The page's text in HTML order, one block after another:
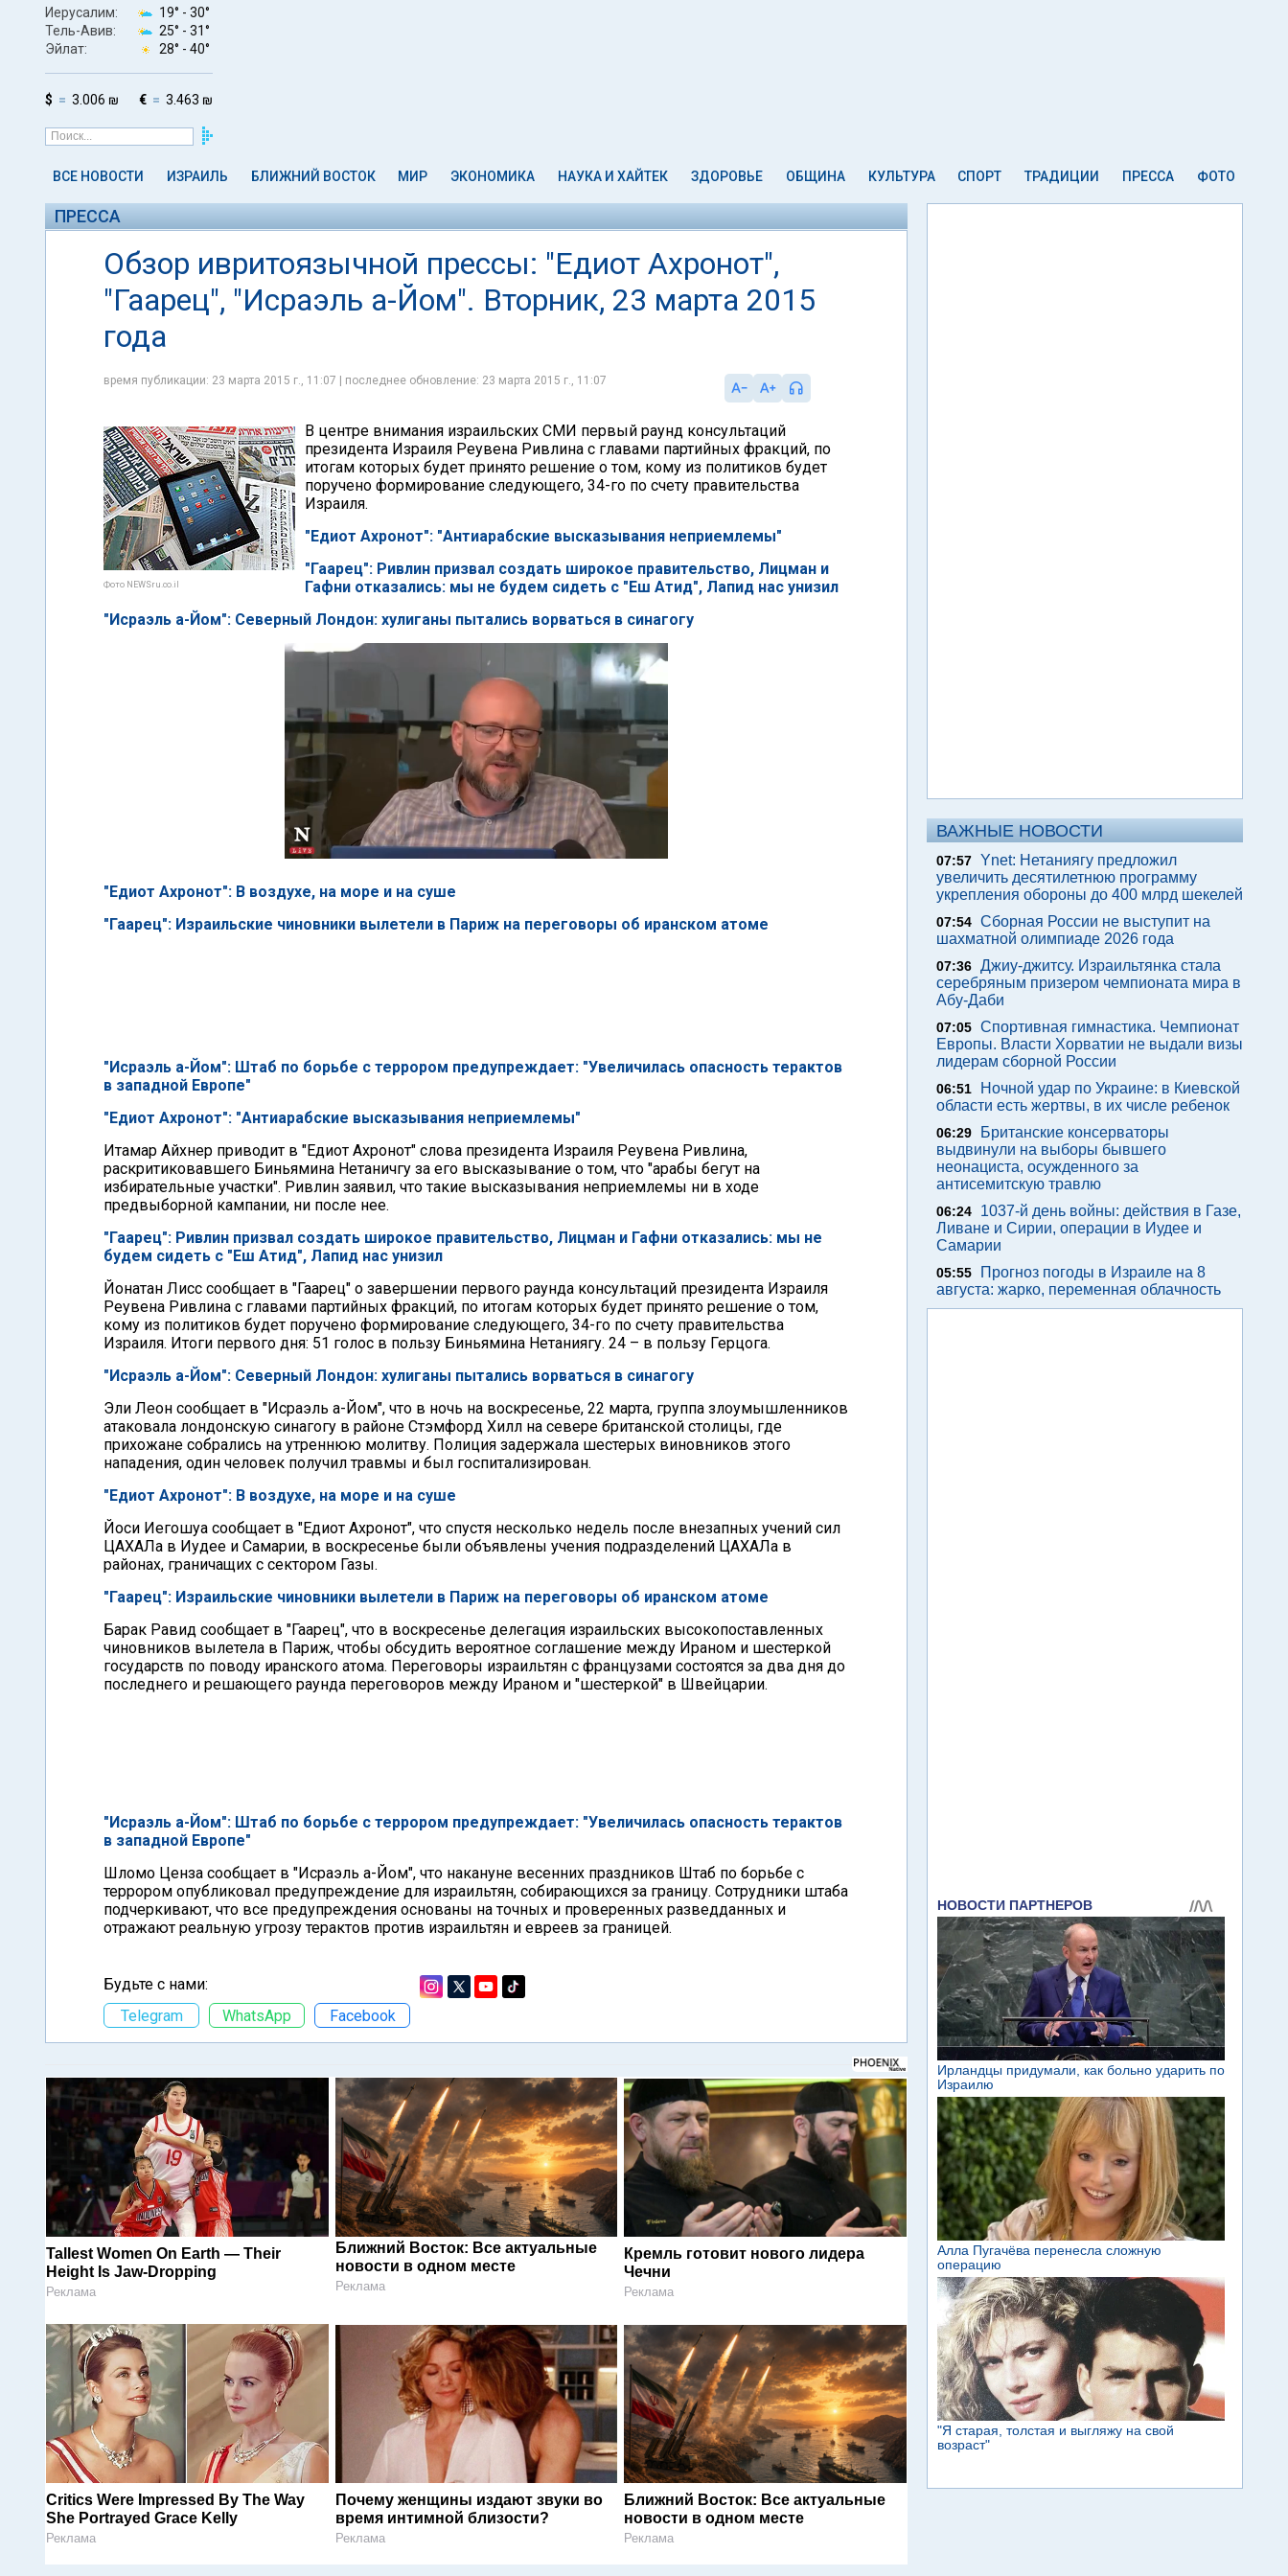
Иерусалим: 19° - 30°
Тель-Авив:
25° - 31°
Эйлат:
28° - 40°
$ 3.006 ₪ € 3.463 ₪
ВСЕ НОВОСТИ ИЗРАИЛЬ БЛИЖНИЙ ВОСТОК МИР ЭКОНОМИКА НАУКА И ХАЙТЕК ЗДОРОВЬЕ ОБЩИНА КУЛЬТУРА СПОРТ ТРАДИЦИИ ПРЕССА ФОТО
ПРЕССА
Обзор ивритоязычной прессы: "Едиот Ахронот",
"Гаарец", "Исраэль а-Йом". Вторник, 23 марта 2015
года
время публикации: 23 марта 2015 г., 11:07 | последнее обновление: 23 марта 2015 г., 11:07
Фото NEWSru.co.il
В центре внимания израильских СМИ первый раунд консультаций
президента Израиля Реувена Ривлина с главами партийных фракций, по
итогам которых будет принято решение о том, кому из политиков будет
поручено формирование следующего, 34-го по счету правительства
Израиля.
"Едиот Ахронот": "Антиарабские высказывания неприемлемы"
"Гаарец": Ривлин призвал создать широкое правительство, Лицман и
Гафни отказались: мы не будем сидеть с "Еш Атид", Лапид нас унизил
"Исраэль а-Йом": Северный Лондон: хулиганы пытались ворваться в синагогу
"Едиот Ахронот": В воздухе, на море и на суше
"Гаарец": Израильские чиновники вылетели в Париж на переговоры об иранском атоме
"Исраэль а-Йом": Штаб по борьбе с террором предупреждает: "Увеличилась опасность терактов
в западной Европе"
"Едиот Ахронот": "Антиарабские высказывания неприемлемы"
Итамар Айхнер приводит в "Едиот Ахронот" слова президента Израиля Реувена Ривлина,
раскритиковавшего Биньямина Нетаничгу за его высказывание о том, что "арабы бегут на
избирательные участки". Ривлин заявил, что такие высказывания неприемлемы ни в ходе
предвыборной кампании, ни после нее.
"Гаарец": Ривлин призвал создать широкое правительство, Лицман и Гафни отказались: мы не
будем сидеть с "Еш Атид", Лапид нас унизил
Йонатан Лисс сообщает в "Гаарец" о завершении первого раунда консультаций президента Израиля
Реувена Ривлина с главами партийных фракций, по итогам которых будет принято решение о том,
кому из политиков будет поручено формирование следующего, 34-го по счету правительства
Израиля. Итоги первого дня: 51 голос в пользу Биньямина Нетаниягу. 24 – в пользу Герцога.
"Исраэль а-Йом": Северный Лондон: хулиганы пытались ворваться в синагогу
Эли Леон сообщает в "Исраэль а-Йом", что в ночь на воскресенье, 22 марта, группа злоумышленников
атаковала лондонскую синагогу в районе Стэмфорд Хилл на севере британской столицы, где
прихожане собрались на утреннюю молитву. Полиция задержала шестерых виновников этого
нападения, один человек получил травмы и был госпитализирован.
"Едиот Ахронот": В воздухе, на море и на суше
Йоси Иегошуа сообщает в "Едиот Ахронот", что спустя несколько недель после внезапных учений сил
ЦАХАЛа в Иудее и Самарии, в воскресенье были объявлены учения подразделений ЦАХАЛа в
районах, граничащих с сектором Газы.
"Гаарец": Израильские чиновники вылетели в Париж на переговоры об иранском атоме
Барак Равид сообщает в "Гаарец", что в воскресенье делегация израильских высокопоставленных
чиновников вылетела в Париж, чтобы обсудить вероятное соглашение между Ираном и шестеркой
государств по поводу иранского атома. Переговоры израильтян с французами состоятся за два дня до
последнего и решающего раунда переговоров между Ираном и "шестеркой" в Швейцарии.
"Исраэль а-Йом": Штаб по борьбе с террором предупреждает: "Увеличилась опасность терактов
в западной Европе"
Шломо Ценза сообщает в "Исраэль а-Йом", что накануне весенних праздников Штаб по борьбе с
террором опубликовал предупреждение для израильтян, собирающихся за границу. Сотрудники штаба
подчеркивают, что все предупреждения основаны на точных и проверенных разведданных и
отражают реальную угрозу терактов против израильтян и евреев за границей.
Будьте с нами:
Telegram
WhatsApp Facebook
Tallest Women On Earth — Their
Height Is Jaw-Dropping
Реклама
Ближний Восток: Все актуальные
новости в одном месте
Реклама
Кремль готовит нового лидера
Чечни
Реклама
Critics Were Impressed By The Way
She Portrayed Grace Kelly
Реклама
Почему женщины издают звуки во
время интимной близости?
Реклама
Ближний Восток: Все актуальные
новости в одном месте
Реклама
ВАЖНЫЕ НОВОСТИ
07:57 Ynet: Нетаниягу предложил
увеличить десятилетнюю программу
укрепления обороны до 400 млрд шекелей
07:54 Сборная России не выступит на
шахматной олимпиаде 2026 года
07:36 Джиу-джитсу. Израильтянка стала
серебряным призером чемпионата мира в
Абу-Даби
07:05 Спортивная гимнастика. Чемпионат
Европы. Власти Хорватии не выдали визы
лидерам сборной России
06:51
Ночной удар по Украине: в Киевской
области есть жертвы, в их числе ребенок
06:29
Британские консерваторы
выдвинули на выборы бывшего
неонациста, осужденного за
антисемитскую травлю
06:24
1037-й день войны: действия в Газе,
Ливане и Сирии, операции в Иудее и
Самарии
05:55
Прогноз погоды в Израиле на 8
августа: жарко, переменная облачность